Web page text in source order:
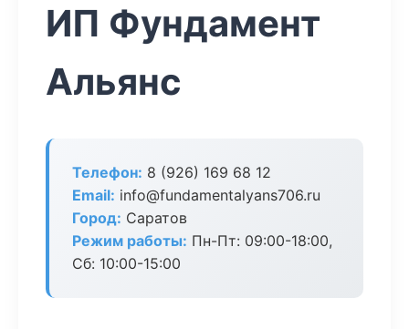
ИП Фундамент
Альянс
Телефон: 8 (926) 169 68 12
Email: info@fundamentalyans706.ru
Город: Саратов
Режим работы: Пн-Пт: 09:00-18:00,
Сб: 10:00-15:00